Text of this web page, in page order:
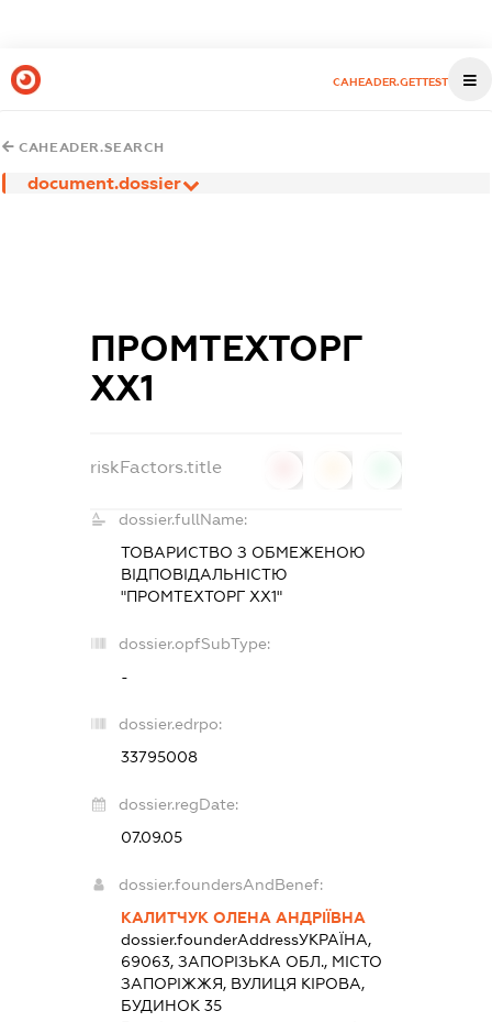
CAHEADER.GETTEST
CAHEADER.SEARCH
document.dossier
ПРОМТЕХТОРГ
ХХ1
riskFactors.title
dossier.fullName:
ТОВАРИСТВО З ОБМЕЖЕНОЮ
ВІДПОВІДАЛЬНІСТЮ
"ПРОМТЕХТОРГ ХХ1"
dossier.opfSubType:
-
dossier.edrpo:
33795008
dossier.regDate:
07.09.05
dossier.foundersAndBenef:
КАЛИТЧУК ОЛЕНА АНДРІЇВНА
dossier.founderAddressУКРАЇНА,
69063, ЗАПОРІЗЬКА ОБЛ., МІСТО
ЗАПОРІЖЖЯ, ВУЛИЦЯ КІРОВА,
БУДИНОК 35